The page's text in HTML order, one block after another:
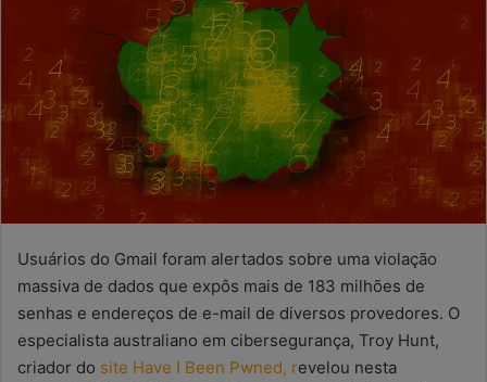
Usuários do Gmail foram alertados sobre uma violação
massiva de dados que expôs mais de 183 milhões de
senhas e endereços de e-mail de diversos provedores. O
especialista australiano em cibersegurança, Troy Hunt,
criador do site Have I Been Pwned, revelou nesta